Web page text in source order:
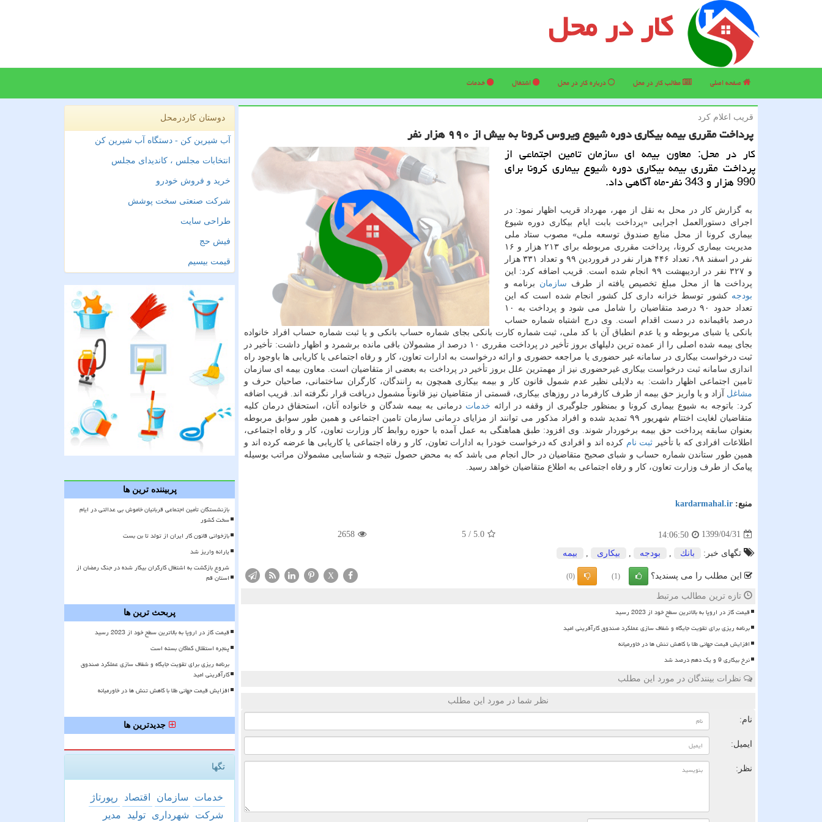
کار در محل
صفحه اصلی مطالب كار در محل درباره كار در محل اشتغال خدمات
قریب اعلام كرد
پرداخت مقرری بیمه بیكاری دوره شیوع ویروس كرونا به بیش از ۹۹۰ هزار نفر
كار در محل: معاون بیمه ای سازمان تامین اجتماعی از
پرداخت مقرری بیمه بیكاری دوره شیوع بیماری كرونا برای
990 هزار و 343 نفر-ماه آگاهی داد.
به گزارش کار در محل به نقل از مهر، مهرداد قریب اظهار نمود: در
اجرای دستورالعمل اجرایی «پرداخت بابت ایام بیکاری دوره شیوع
بیماری کرونا از محل منابع صندوق توسعه ملی» مصوب ستاد ملی
مدیریت بیماری کرونا، پرداخت مقرری مربوطه برای ۲۱۳ هزار و ۱۶
نفر در اسفند ۹۸، تعداد ۴۴۶ هزار نفر در فروردین ۹۹ و تعداد ۳۳۱ هزار
و ۳۲۷ نفر در اردیبهشت ۹۹ انجام شده است. قریب اضافه کرد: این
پرداخت ها از محل مبلغ تخصیص یافته از طرف سازمان برنامه و
بودجه کشور توسط خزانه داری کل کشور انجام شده است که این
تعداد حدود ۹۰ درصد متقاضیان را شامل می شود و پرداخت به ۱۰
درصد باقیمانده در دست اقدام است. وی درج اشتباه شماره حساب
بانکی یا شبای مربوطه و یا عدم انطباق آن با کد ملی، ثبت شماره کارت بانکی بجای شماره حساب بانکی و یا ثبت شماره حساب افراد خانواده
بجای بیمه شده اصلی را از عمده ترین دلیلهای بروز تأخیر در پرداخت مقرری ۱۰ درصد از مشمولان باقی مانده برشمرد و اظهار داشت: تأخیر در
ثبت درخواست بیکاری در سامانه غیر حضوری یا مراجعه حضوری و ارائه درخواست به ادارات تعاون، کار و رفاه اجتماعی یا کاریابی ها باوجود راه
اندازی سامانه ثبت درخواست بیکاری غیرحضوری نیز از مهمترین علل بروز تأخیر در پرداخت به بعضی از متقاضیان است. معاون بیمه ای سازمان
تامین اجتماعی اظهار داشت: به دلایلی نظیر عدم شمول قانون کار و بیمه بیکاری همچون به رانندگان، کارگران ساختمانی، صاحبان حرف و
مشاغل آزاد و یا واریز حق بیمه از طرف کارفرما در روزهای بیکاری، قسمتی از متقاضیان نیز قانوناً مشمول دریافت قرار نگرفته اند. قریب اضافه
کرد: باتوجه به شیوع بیماری کرونا و بمنظور جلوگیری از وقفه در ارائه خدمات درمانی به بیمه شدگان و خانواده آنان، استحقاق درمان کلیه
متقاضیان لغایت اختتام شهریور ۹۹ تمدید شده و افراد مذکور می توانند از مزایای درمانی سازمان تامین اجتماعی و همین طور سوابق مربوطه
بعنوان سابقه پرداخت حق بیمه برخوردار شوند. وی افزود: طبق هماهنگی به عمل آمده با حوزه روابط کار وزارت تعاون، کار و رفاه اجتماعی،
اطلاعات افرادی که با تأخیر ثبت نام کرده اند و افرادی که درخواست خودرا به ادارات تعاون، کار و رفاه اجتماعی یا کاریابی ها عرضه کرده اند و
همین طور ستاندن شماره حساب و شبای صحیح متقاضیان در حال انجام می باشد که به محض حصول نتیجه و شناسایی مشمولان مراتب بوسیله
پیامک از طرف وزارت تعاون، کار و رفاه اجتماعی به اطلاع متقاضیان خواهد رسید.
منبع: kardarmahal.ir
1399/04/31
14:06:50
5.0
/
5
2658
تگهای خبر: بانك بودجه بیكاری بیمه
این مطلب را می پسندید؟ (1)
(0)
X
تازه ترین مطالب مرتبط
قیمت گاز در اروپا به بالاترین سطح خود از 2023 رسید
برنامه ریزی برای تقویت جایگاه و شفاف سازی عملکرد صندوق کارآفرینی امید
افزایش قیمت جهانی طلا با کاهش تنش ها در خاورمیانه
نرخ بیکاری 9 و یک دهم درصد شد
نظرات بینندگان در مورد این مطلب
نظر شما در مورد این مطلب
نام:
ایمیل:
نظر:
دوستان کاردرمحل
آب شیرین کن - دستگاه آب شیرین کن
انتخابات مجلس ، کاندیدای مجلس
خرید و فروش خودرو
شرکت صنعتی سخت پوشش
طراحی سایت
فیش حج
قیمت بیسیم
پربیننده ترین ها
بازنشستگان تأمین اجتماعی قربانیان خاموش بی عدالتی در ایام
سخت کشور
بازخوانی قانون کار ایران از تولد تا بن بست
یارانه واریز شد
شروع بازگشت به اشتغال کارگران بیکار شده در جنگ رمضان از
استان قم
پربحث ترین ها
قیمت گاز در اروپا به بالاترین سطح خود از 2023 رسید
پنجره استقلال کماکان بسته است
برنامه ریزی برای تقویت جایگاه و شفاف سازی عملکرد صندوق
کارآفرینی امید
افزایش قیمت جهانی طلا با کاهش تنش ها در خاورمیانه
جدیدترین ها
تگها
خدمات سازمان اقتصاد
رپورتاژ
شركت
شهرداری تولید مدیر